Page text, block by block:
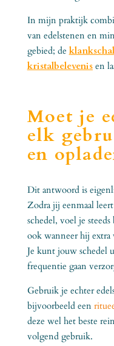
In mijn praktijk
van edelstenen en
gebied; de
kristalbelevenisen
Moet je
elk
en
Dit antwoord is
Zodra jij eenmaal
schedel, voel je
ook wanneer hij extra
Je kunt jouw schedel
frequentie gaan
Gebruik je echter
bijvoorbeeld een
deze wel het beste
volgend gebruik.